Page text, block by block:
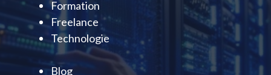
Formation
Freelance
Technologie
Blog